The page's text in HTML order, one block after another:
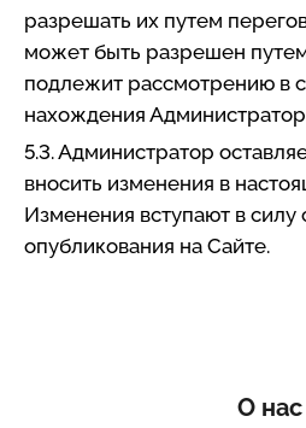
разрешать их путем
может быть разрешен
подлежит рассмотрению в
нахождения
5.3. Администратор
вносить изменения в
Изменения вступают в силу
опубликования на Сайте.
О нас